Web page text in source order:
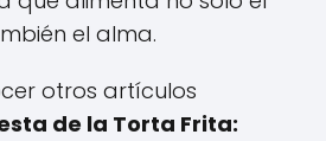
el alma.
otros artículos
de la Torta Frita: